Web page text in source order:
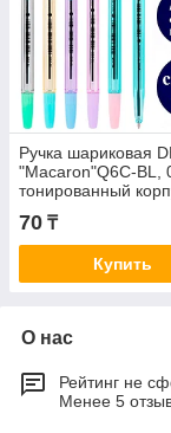
Ручка шариковая
"Macaron"Q6C-BL,
тонированный
синяя
70 ₸
Купить
О нас
Рейтинг не
Менее 5